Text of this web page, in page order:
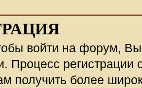
войти на форум,
Процесс регистрации
получить более